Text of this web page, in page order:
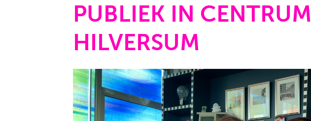
PUBLIEK IN CENTRUM
HILVERSUM